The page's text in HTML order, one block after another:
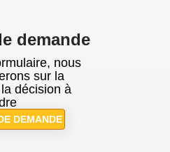
demande
nous
sur la
la décision à
DEMANDE